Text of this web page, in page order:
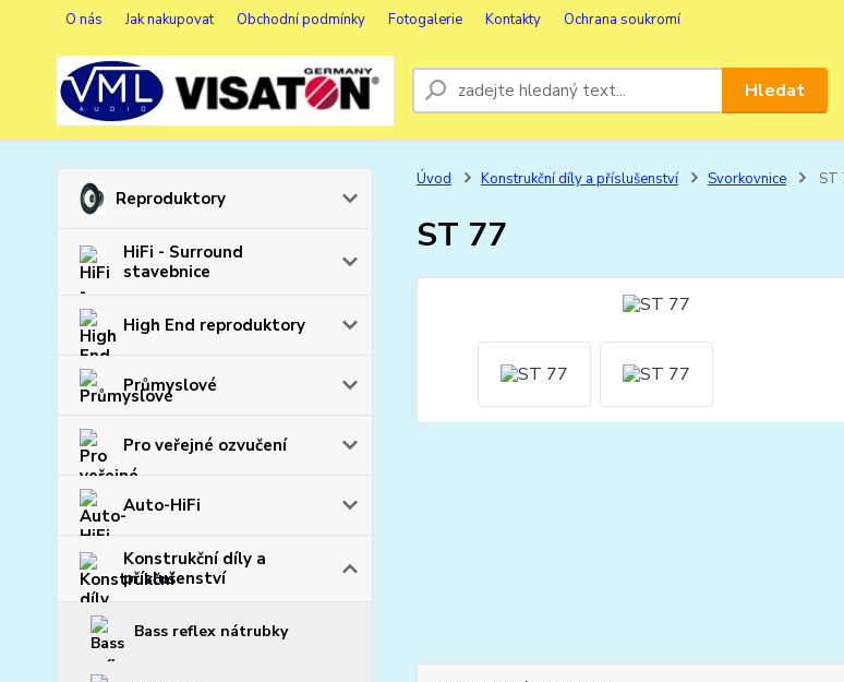
O nás Jak nakupovat Obchodní podmínky Fotogalerie Kontakty Ochrana soukromí
Hledat
Reproduktory
HiFi - Surround
stavebnice
High End reproduktory
Průmyslové
Pro veřejné ozvučení
Auto-HiFi
Konstrukční díly a
příslušenství
Bass reflex nátrubky
Úvod Konstrukční díly a příslušenství Svorkovnice ST
ST 77